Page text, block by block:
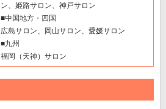
ン、姫路サロン、神戸サロン
■中国地方・四国
広島サロン、岡山サロン、愛媛サロン
■九州
福岡（天神）サロン